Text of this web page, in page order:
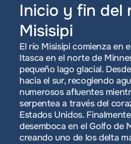
Inicio y fin del
Misisipi
El río Misisipi comienza en
Itasca en el norte de
pequeño lago glacial.
hacia el sur, recogiendo
numerosos afluentes
serpentea a través del
Estados Unidos.
desemboca en el Golfo de
creando uno de los delta